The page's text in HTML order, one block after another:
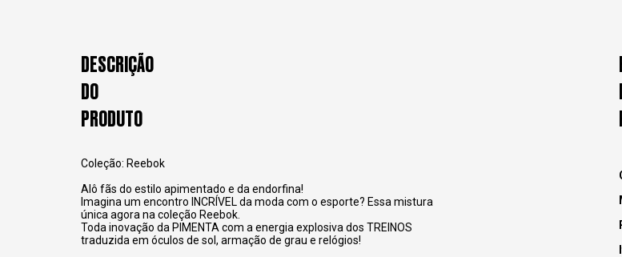
DESCRIÇÃO
DO
PRODUTO
Coleção: Reebok
Alô fãs do estilo apimentado e da endorfina!
Imagina um encontro INCRÍVEL da moda com o esporte? Essa mistura
única agora na coleção Reebok.
Toda inovação da PIMENTA com a energia explosiva dos TREINOS
traduzida em óculos de sol, armação de grau e relógios!